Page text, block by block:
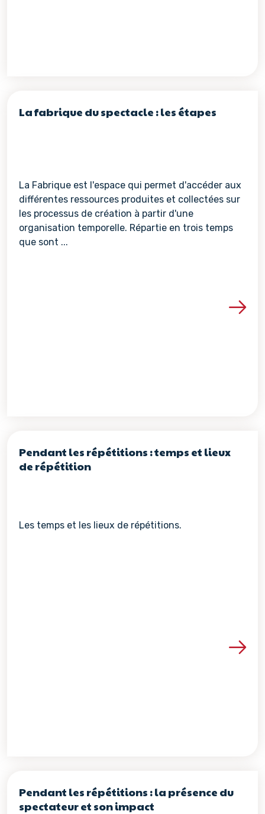
La fabrique du spectacle : les étapes
La Fabrique est l'espace qui permet d'accéder aux
différentes ressources produites et collectées sur
les processus de création à partir d'une
organisation temporelle. Répartie en trois temps
que sont ...
Voir les détails de la
Pendant les répétitions : temps et lieux
de répétition
Les temps et les lieux de répétitions.
Voir les détails de la
Pendant les répétitions : la présence du
spectateur et son impact